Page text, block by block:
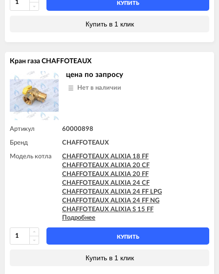
CHAFFOTEAUX ALIXIA ULTRA 24 FF
CHAFFOTEAUX INOA ULTRA 24 FF
КУПИТЬ
Купить в 1 клик
Кран газа CHAFFOTEAUX
цена по запросу
Нет в наличии
Артикул 60000898
Бренд CHAFFOTEAUX
Модель котла
CHAFFOTEAUX ALIXIA 18 FF
CHAFFOTEAUX ALIXIA 20 CF
CHAFFOTEAUX ALIXIA 20 FF
CHAFFOTEAUX ALIXIA 24 CF
CHAFFOTEAUX ALIXIA 24 FF LPG
CHAFFOTEAUX ALIXIA 24 FF NG
CHAFFOTEAUX ALIXIA S 15 FF
CHAFFOTEAUX ALIXIA S 18 FF
CHAFFOTEAUX ALIXIA S 20 CF
CHAFFOTEAUX ALIXIA S 20 FF
CHAFFOTEAUX ALIXIA S 24 CF
CHAFFOTEAUX ALIXIA S 24 FF
Подробнее
КУПИТЬ
Купить в 1 клик